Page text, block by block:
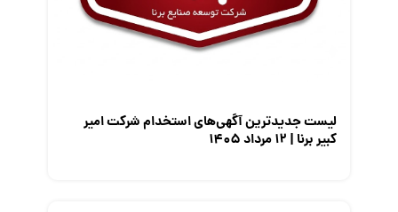
معرفی متخصصان منابع انسانی
لیست جدیدترین آگهی‌های استخدام شرکت امیر
کبیر برنا | ۱۲ مرداد ۱۴۰۵